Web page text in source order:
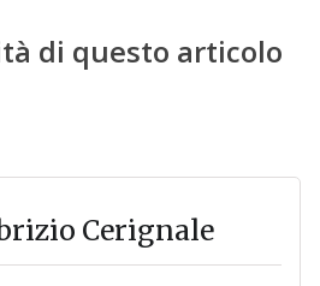
di questo articolo
Cerignale